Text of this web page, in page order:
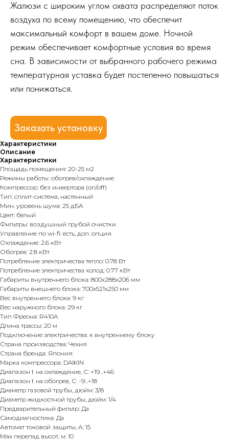
Жалюзи с широким углом охвата распределяют поток
воздуха по всему помещению, что обеспечит
максимальный комфорт в вашем доме. Ночной
режим обеспечивает комфортные условия во время
сна. В зависимости от выбранного рабочего режима
температурная уставка будет постепенно повышаться
или понижаться.
Заказать установку
Характеристики
Описание
Характеристики
Площадь помещения: 20-25 м2
Режимы работы: обогрев/охлаждение
Компрессор: без инвертора (on/off)
Тип: сплит-система, настенный
Мин. уровень шума: 25 дБА
Цвет: белый
Фильтры: воздушный грубой очистки
Управление по wi-fi: есть, доп. опция
Охлаждение: 2.6 кВт
Обогрев: 2.8 кВт
Потребление электричества тепло: 0.78 Вт
Потребление электричества холод: 0.77 кВт
Габариты внутреннего блока: 800x288x206 мм
Габариты внешнего блока: 700x521x250 мм
Вес внутреннего блока: 9 кг
Вес наружного блока: 29 кг
Тип Фреона: R410A
Длина трассы: 20 м
Подключение электричества: к внутреннему блоку
Страна производства: Чехия
Страна бренда: Япония
Марка компрессора: DAIKIN
Диапазон t на охлаждение, С: +19...+46
Диапазон t на обогрев, С: -9...+18
Диаметр газовой трубы, дюйм: 3/8
Диаметр жидкостной трубы, дюйм: 1/4
Предварительный фильтр: Да
Самодиагностика: Да
Автомат токовой защиты, А: 15
Max перепад высот, м: 10